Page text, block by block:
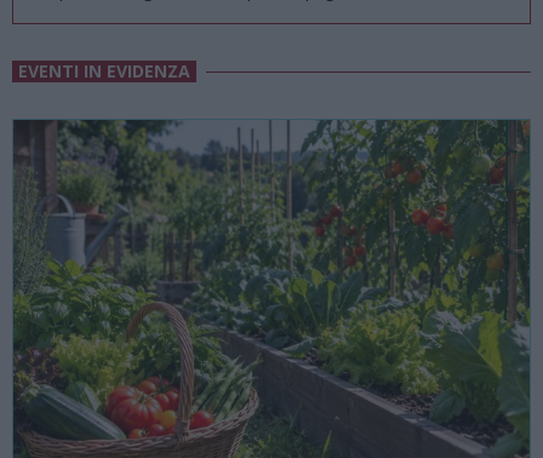
EVENTI IN EVIDENZA